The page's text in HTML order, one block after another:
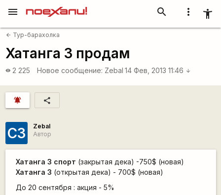
more_vert accessibility_new
search
menu
arrow_back Тур-барахолка
Хатанга 3 продам
visibility 2 225 Новое сообщение: Zebal 14 Фев, 2013 11:46 arrow_downward
notifications_active share
СЗ
Zebal
Автор
Хатанга 3 спорт (закрытая дека) -750$ (новая)
Хатанга 3 (открытая дека) - 700$ (новая)
До 20 сентября : акция - 5%